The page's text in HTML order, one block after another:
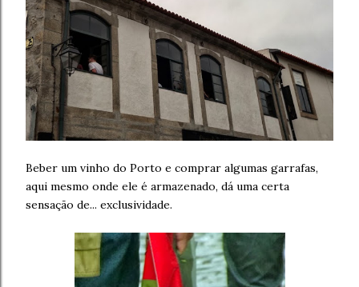
Beber um vinho do Porto e comprar algumas garrafas,
aqui mesmo onde ele é armazenado, dá uma certa
sensação de... exclusividade.